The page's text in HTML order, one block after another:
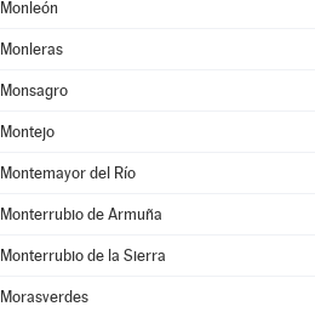
Monleón
Monleras
Monsagro
Montejo
Montemayor del Río
Monterrubio de Armuña
Monterrubio de la Sierra
Morasverdes